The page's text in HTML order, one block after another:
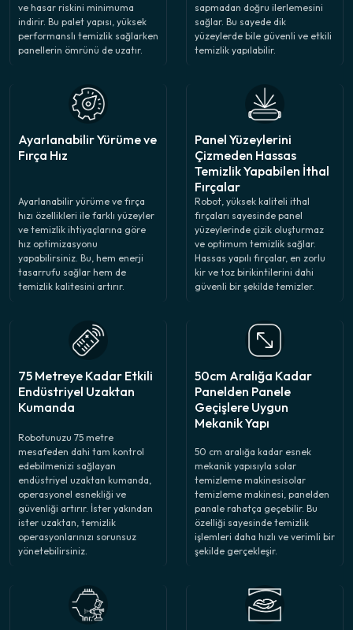
ve hasar riskini minimuma
indirir. Bu palet yapısı, yüksek
performanslı temizlik sağlarken
panellerin ömrünü de uzatır.
sapmadan doğru ilerlemesini
sağlar. Bu sayede dik
yüzeylerde bile güvenli ve etkili
temizlik yapılabilir.
Ayarlanabilir Yürüme ve
Fırça Hız
Ayarlanabilir yürüme ve fırça
hızı özellikleri ile farklı yüzeyler
ve temizlik ihtiyaçlarına göre
hız optimizasyonu
yapabilirsiniz. Bu, hem enerji
tasarrufu sağlar hem de
temizlik kalitesini artırır.
Panel Yüzeylerini
Çizmeden Hassas
Temizlik Yapabilen İthal
Fırçalar
Robot, yüksek kaliteli ithal
fırçaları sayesinde panel
yüzeylerinde çizik oluşturmaz
ve optimum temizlik sağlar.
Hassas yapılı fırçalar, en zorlu
kir ve toz birikintilerini dahi
güvenli bir şekilde temizler.
75 Metreye Kadar Etkili
Endüstriyel Uzaktan
Kumanda
Robotunuzu 75 metre
mesafeden dahi tam kontrol
edebilmenizi sağlayan
endüstriyel uzaktan kumanda,
operasyonel esnekliği ve
güvenliği artırır. İster yakından
ister uzaktan, temizlik
operasyonlarınızı sorunsuz
yönetebilirsiniz.
50cm Aralığa Kadar
Panelden Panele
Geçişlere Uygun
Mekanik Yapı
50 cm aralığa kadar esnek
mekanik yapısıyla solar
temizleme makinesisolar
temizleme makinesi, panelden
panale rahatça geçebilir. Bu
özelliği sayesinde temizlik
işlemleri daha hızlı ve verimli bir
şekilde gerçekleşir.